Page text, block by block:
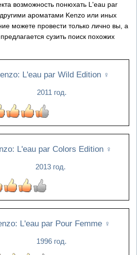
возможность понюхать L'eau par
ароматами Kenzo или иных
можете провести только лично вы, а
сузить поиск похожих
L'eau par Wild Edition ♀
2011 год.
L'eau par Colors Edition ♀
2013 год.
L'eau par Pour Femme ♀
1996 год.